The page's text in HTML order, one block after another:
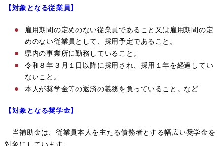
【対象となる従業員】
雇用期間の定めのない従業員であること又は雇用期間の定
めのない従業員として、採用予定であること。
県内の事業所に勤務していること。
令和８年３月１日以降に採用され、採用１年を経過してい
ないこと。
本人が奨学金等の返済の義務を負っていること。など
【対象となる奨学金】
当補助金は、従業員本人を主たる債務者とする幅広い奨学金を
対象にしています。